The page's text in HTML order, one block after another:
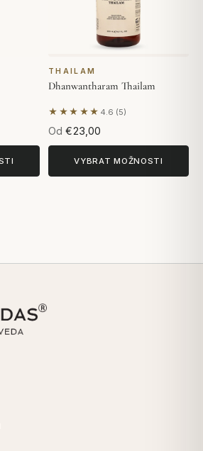
THAILAM
Dhanwantharam Thailam
★★★★★ 4.6 (5)
Na základě 5 hodnocení
Od €23,00
VYBRAT MOŽNOSTI